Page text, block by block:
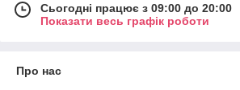
Сьогодні працює з 09:00 до 20:00
Показати весь графік роботи
Про нас